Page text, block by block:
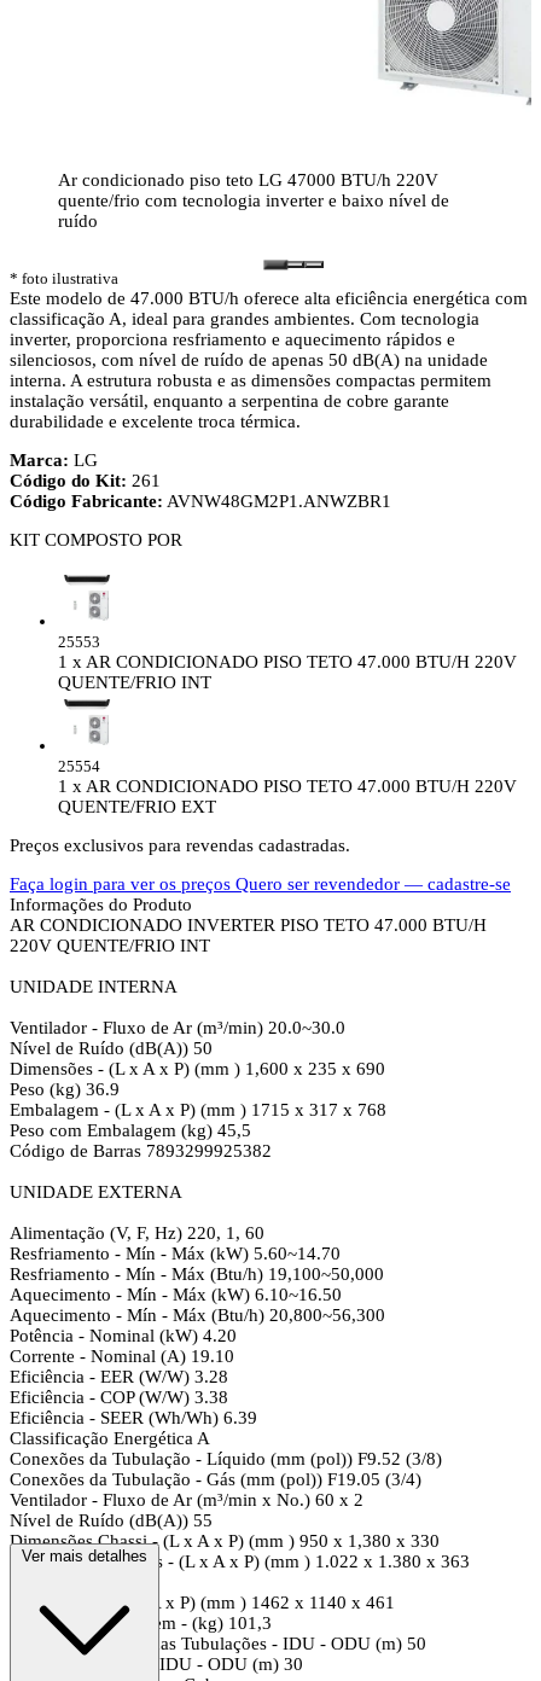
Ar condicionado piso teto LG 47000 BTU/h 220V
quente/frio com tecnologia inverter e baixo nível de
ruído
* foto ilustrativa
Este modelo de 47.000 BTU/h oferece alta eficiência energética com
classificação A, ideal para grandes ambientes. Com tecnologia
inverter, proporciona resfriamento e aquecimento rápidos e
silenciosos, com nível de ruído de apenas 50 dB(A) na unidade
interna. A estrutura robusta e as dimensões compactas permitem
instalação versátil, enquanto a serpentina de cobre garante
durabilidade e excelente troca térmica.
Marca: LG
Código do Kit: 261
Código Fabricante: AVNW48GM2P1.ANWZBR1
KIT COMPOSTO POR
25553
1 x AR CONDICIONADO PISO TETO 47.000 BTU/H 220V
QUENTE/FRIO INT
25554
1 x AR CONDICIONADO PISO TETO 47.000 BTU/H 220V
QUENTE/FRIO EXT
Preços exclusivos para revendas cadastradas.
Faça login para ver os preços Quero ser revendedor — cadastre-se
Informações do Produto
AR CONDICIONADO INVERTER PISO TETO 47.000 BTU/H
220V QUENTE/FRIO INT
UNIDADE INTERNA
Ventilador - Fluxo de Ar (m³/min) 20.0~30.0
Nível de Ruído (dB(A)) 50
Dimensões - (L x A x P) (mm ) 1,600 x 235 x 690
Peso (kg) 36.9
Embalagem - (L x A x P) (mm ) 1715 x 317 x 768
Peso com Embalagem (kg) 45,5
Código de Barras 7893299925382
UNIDADE EXTERNA
Alimentação (V, F, Hz) 220, 1, 60
Resfriamento - Mín - Máx (kW) 5.60~14.70
Resfriamento - Mín - Máx (Btu/h) 19,100~50,000
Aquecimento - Mín - Máx (kW) 6.10~16.50
Aquecimento - Mín - Máx (Btu/h) 20,800~56,300
Potência - Nominal (kW) 4.20
Corrente - Nominal (A) 19.10
Eficiência - EER (W/W) 3.28
Eficiência - COP (W/W) 3.38
Eficiência - SEER (Wh/Wh) 6.39
Classificação Energética A
Conexões da Tubulação - Líquido (mm (pol)) F9.52 (3/8)
Conexões da Tubulação - Gás (mm (pol)) F19.05 (3/4)
Ventilador - Fluxo de Ar (m³/min x No.) 60 x 2
Nível de Ruído (dB(A)) 55
Dimensões Chassi - (L x A x P) (mm ) 950 x 1,380 x 330
Dimensões Externas - (L x A x P) (mm ) 1.022 x 1.380 x 363
Embalagem - (L x A x P) (mm ) 1462 x 1140 x 461
Peso com Embalagem - (kg) 101,3
Distância Máxima das Tubulações - IDU - ODU (m) 50
Desnível Máximo - IDU - ODU (m) 30
Ver mais detalhes